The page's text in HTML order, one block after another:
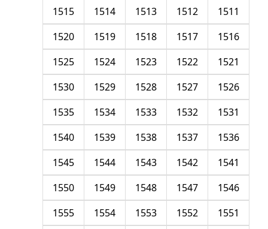
1511
1512
1513
1514
1515
1516
1517
1518
1519
1520
1521
1522
1523
1524
1525
1526
1527
1528
1529
1530
1531
1532
1533
1534
1535
1536
1537
1538
1539
1540
1541
1542
1543
1544
1545
1546
1547
1548
1549
1550
1551
1552
1553
1554
1555